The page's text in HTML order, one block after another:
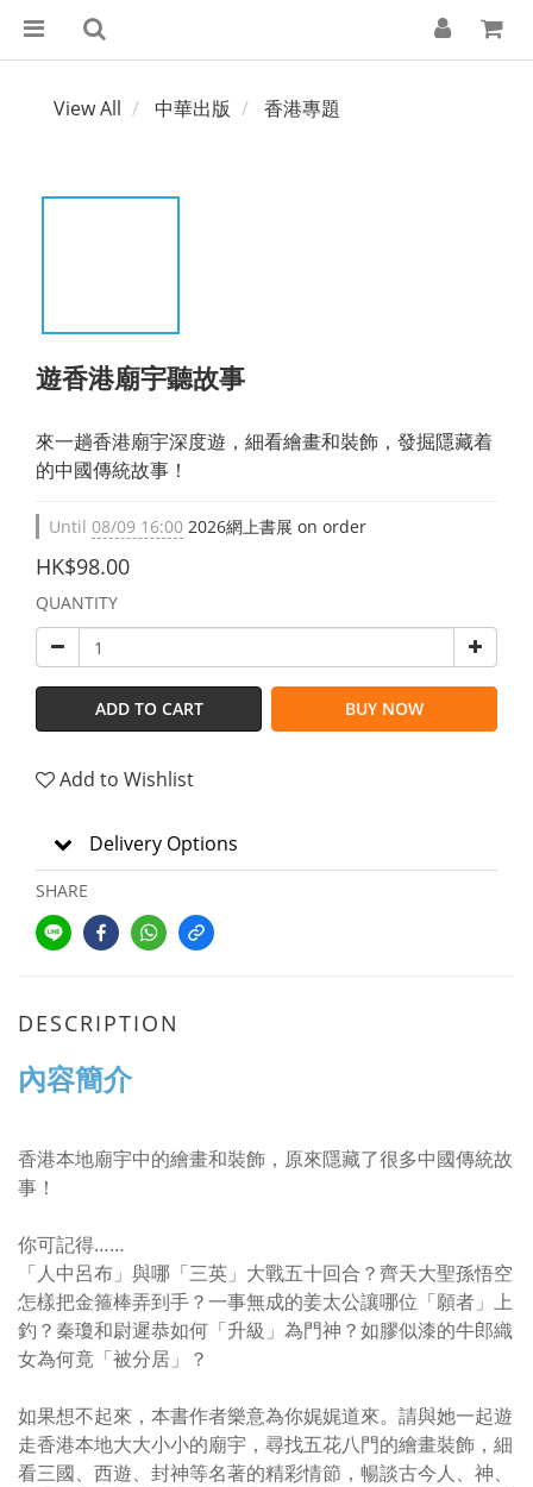
View All 中華出版 香港專題
遊香港廟宇聽故事
來一趟香港廟宇深度遊，細看繪畫和裝飾，發掘隱藏着
的中國傳統故事！
Until 08/09 16:00 2026網上書展 on order
HK$98.00
QUANTITY
ADD TO CART BUY NOW
Add to Wishlist
Delivery Options
SHARE
DESCRIPTION
內容簡介
香港本地廟宇中的繪畫和裝飾，原來隱藏了很多中國傳統故
事！
你可記得……
「人中呂布」與哪「三英」大戰五十回合？齊天大聖孫悟空
怎樣把金箍棒弄到手？一事無成的姜太公讓哪位「願者」上
釣？秦瓊和尉遲恭如何「升級」為門神？如膠似漆的牛郎織
女為何竟「被分居」？
如果想不起來，本書作者樂意為你娓娓道來。請與她一起遊
走香港本地大大小小的廟宇，尋找五花八門的繪畫裝飾，細
看三國、西遊、封神等名著的精彩情節，暢談古今人、神、